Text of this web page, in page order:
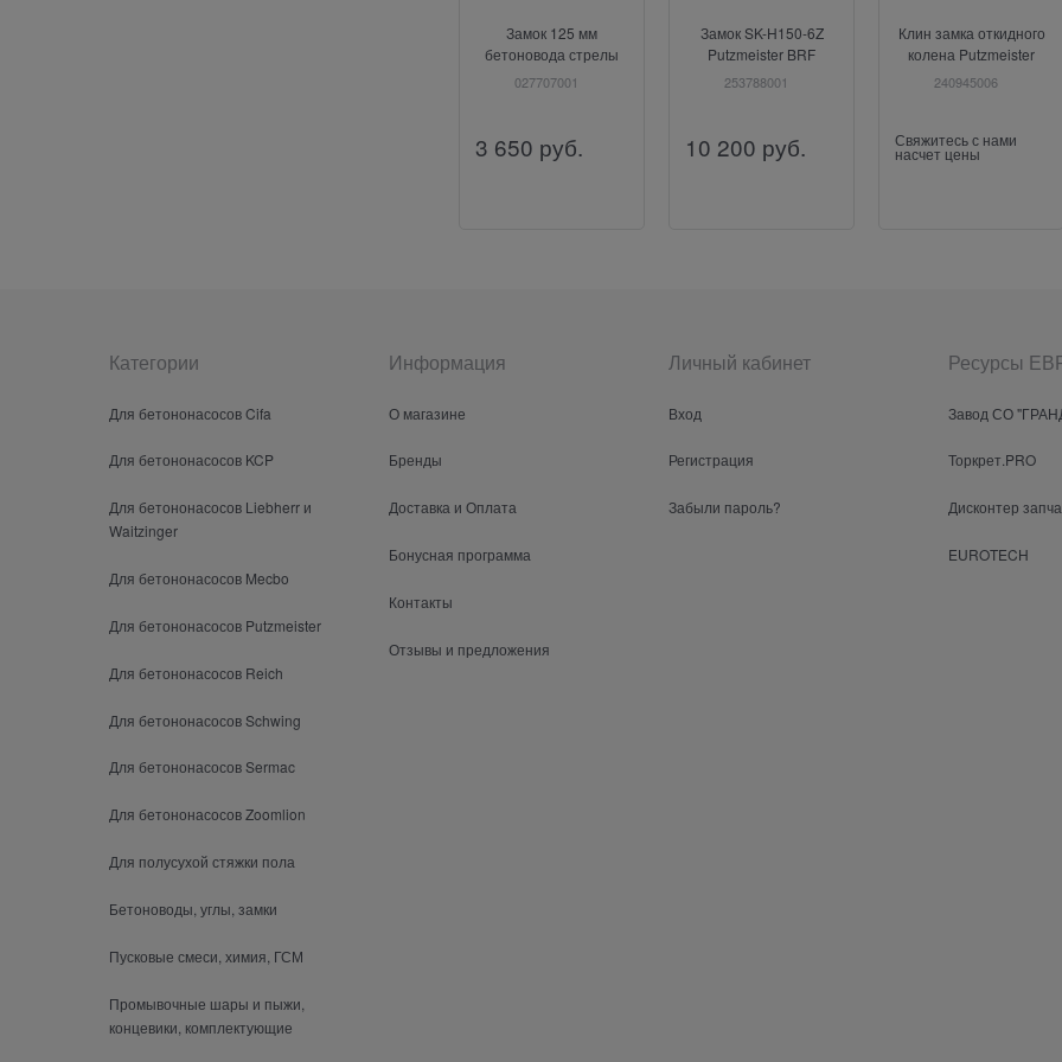
Замок 125 мм
бетоновода стрелы
Putzmeister
027707001
3 650 руб.
Замок SK-H150-6Z
Putzmeister BRF
253788001
10 200 руб.
Клин замка откидного
колена Putzmeister
240945006
Свяжитесь с нами
насчет цены
Категории
Для бетононасосов Cifa
Для бетононасосов KCP
Для бетононасосов Liebherr и
Waitzinger
Для бетононасосов Mecbo
Для бетононасосов Putzmeister
Для бетононасосов Reich
Для бетононасосов Schwing
Для бетононасосов Sermac
Для бетононасосов Zoomlion
Для полусухой стяжки пола
Бетоноводы, углы, замки
Пусковые смеси, химия, ГСМ
Промывочные шары и пыжи,
концевики, комплектующие
Информация
О магазине
Бренды
Доставка и Оплата
Бонусная программа
Контакты
Отзывы и предложения
Личный кабинет
Вход
Регистрация
Забыли пароль?
Ресурсы
Завод СО
Торкрет.PRO
Дисконтер
EUROTECH